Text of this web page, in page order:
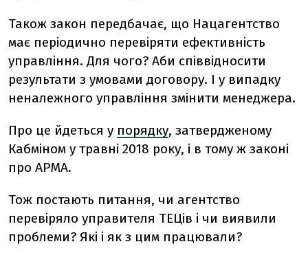
Також закон передбачає, що Нацагентство
має періодично перевіряти ефективність
управління. Для чого? Аби співвідносити
результати з умовами договору. І у випадку
неналежного управління змінити менеджера.
Про це йдеться у порядку, затвердженому
Кабміном у травні 2018 року, і в тому ж законі
про АРМА.
Тож постають питання, чи агентство
перевіряло управителя ТЕЦів і чи виявили
проблеми? Які і як з цим працювали?